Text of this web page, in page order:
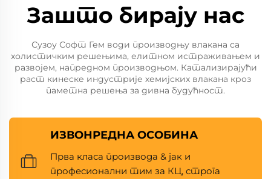
Зашто бирају нас
Сузоу Софт Гем води производњу влакана са
холистичким решењима, елитном истраживањем и
развојем, напредном производњом. Катализирајући
раст кинеске индустрије хемијских влакана кроз
паметна решења за дивна будућност.
ИЗВОНРЕДНА ОСОБИНА
Прва класа производа & јак и
професионални тим за КЦ, строга